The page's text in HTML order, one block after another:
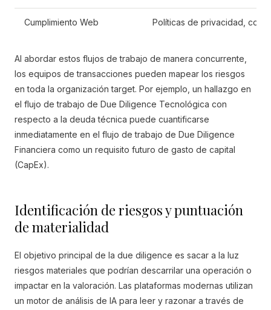
Cumplimiento Web Políticas de privacidad,
Al abordar estos flujos de trabajo de manera concurrente,
los equipos de transacciones pueden mapear los riesgos
en toda la organización target. Por ejemplo, un hallazgo en
el flujo de trabajo de Due Diligence Tecnológica con
respecto a la deuda técnica puede cuantificarse
inmediatamente en el flujo de trabajo de Due Diligence
Financiera como un requisito futuro de gasto de capital
(CapEx).
Identificación de riesgos y puntuación
de materialidad
El objetivo principal de la due diligence es sacar a la luz
riesgos materiales que podrían descarrilar una operación o
impactar en la valoración. Las plataformas modernas utilizan
un motor de análisis de IA para leer y razonar a través de